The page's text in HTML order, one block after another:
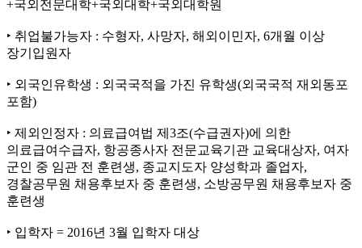
+국외전문대학+국외대학+국외대학원
‣ 취업불가능자 : 수형자, 사망자, 해외이민자, 6개월 이상
장기입원자
‣ 외국인유학생 : 외국국적을 가진 유학생(외국국적 재외동포
포함)
‣ 제외인정자 : 의료급여법 제3조(수급권자)에 의한
의료급여수급자, 항공종사자 전문교육기관 교육대상자, 여자
군인 중 임관 전 훈련생, 종교지도자 양성학과 졸업자,
경찰공무원 채용후보자 중 훈련생, 소방공무원 채용후보자 중
훈련생
‣ 입학자 = 2016년 3월 입학자 대상